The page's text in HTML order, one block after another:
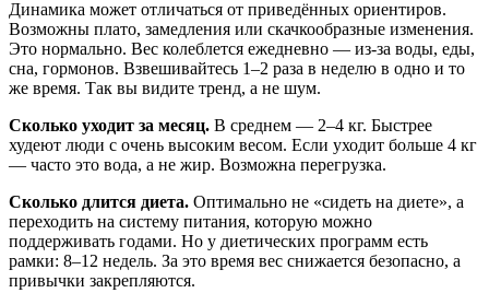
Динамика может отличаться от приведённых ориентиров.
Возможны плато, замедления или скачкообразные изменения.
Это нормально. Вес колеблется ежедневно — из-за воды, еды,
сна, гормонов. Взвешивайтесь 1–2 раза в неделю в одно и то
же время. Так вы видите тренд, а не шум.
Сколько уходит за месяц. В среднем — 2–4 кг. Быстрее
худеют люди с очень высоким весом. Если уходит больше 4 кг
— часто это вода, а не жир. Возможна перегрузка.
Сколько длится диета. Оптимально не «сидеть на диете», а
переходить на систему питания, которую можно
поддерживать годами. Но у диетических программ есть
рамки: 8–12 недель. За это время вес снижается безопасно, а
привычки закрепляются.